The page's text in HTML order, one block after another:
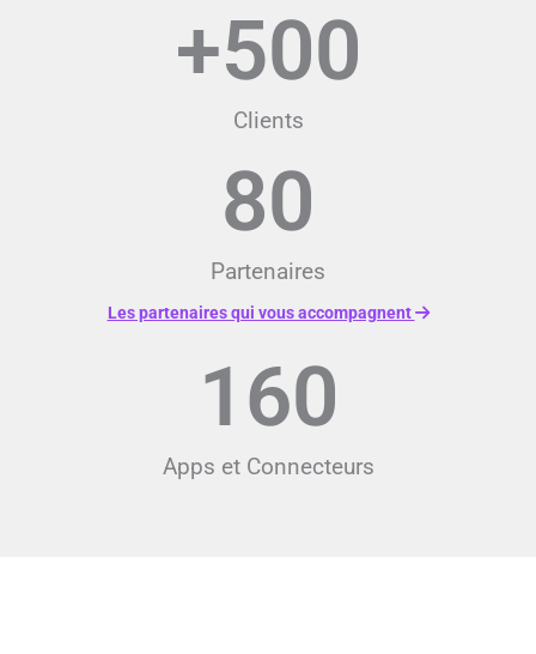
Clients
+500
Partenaires
80
Les partenaires qui vous accompagnent
Apps et Connecteurs
160